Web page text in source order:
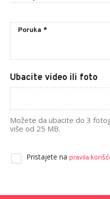
Ubacite video ili foto
Možete da ubacite do 3
više od 25 MB.
Pristajete na pravila